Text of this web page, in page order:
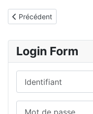
Article précédent : Accueil
Précédent
Login Form